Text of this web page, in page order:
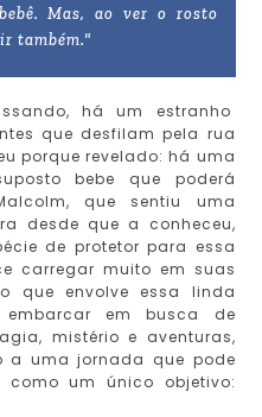
Mas, ao ver o rosto
também."
há um estranho
que desfilam pela rua
porque revelado: há uma
bebe que poderá
que sentiu uma
desde que a conheceu,
de protetor para essa
carregar muito em suas
que envolve essa linda
em busca de
mistério e aventuras,
a uma jornada que pode
um único objetivo: